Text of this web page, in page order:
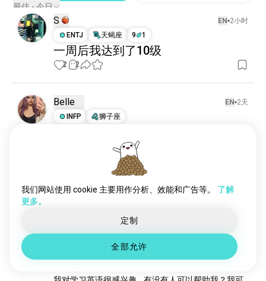
最佳 - 今日
S EN 2小时
ENTJ
天蝎座 9 1
一周后我达到了10级
2 2
Belle EN 2天
INFP
狮子座
天几个月？哈哈哈，还是只有我一个
我们网站使用 cookie 主要用作分析、效能和广告等。
了解
更多。
定制
全部允许